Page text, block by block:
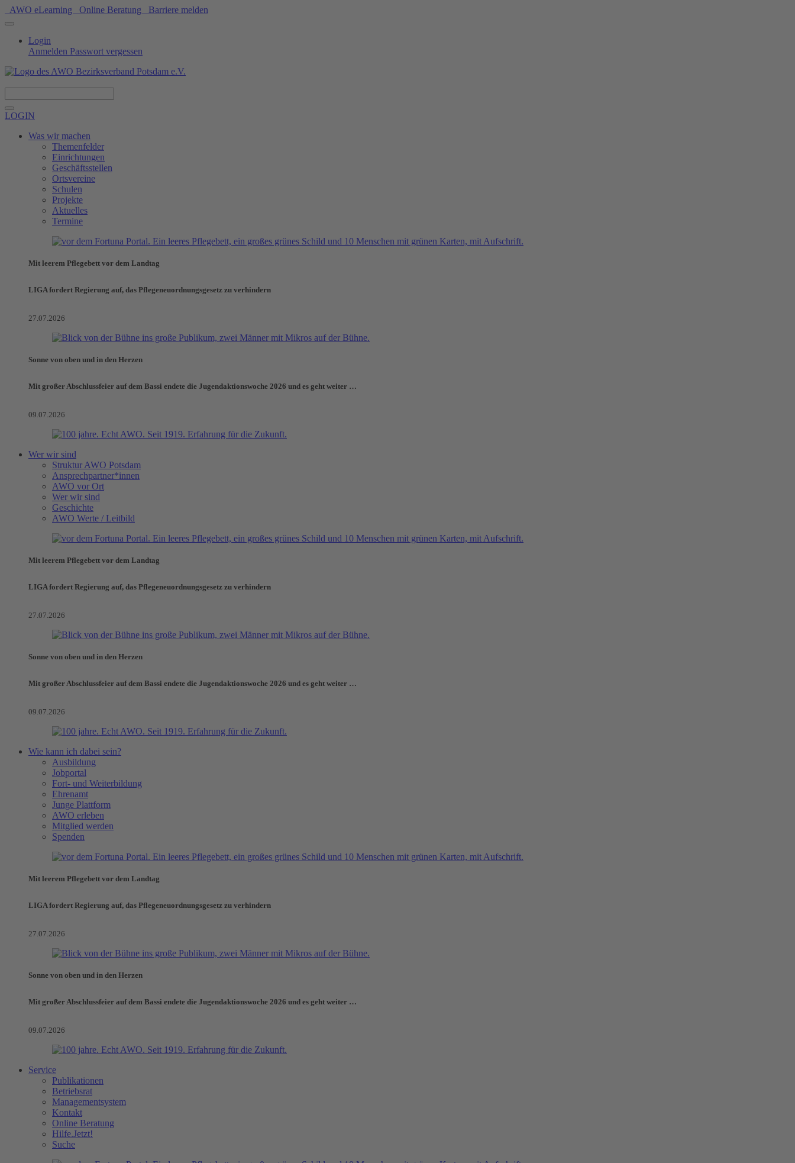
AWO eLearning Online Beratung Barriere melden
Login
Anmelden Passwort vergessen
LOGIN
Was wir machen
Themenfelder
Einrichtungen
Geschäftsstellen
Ortsvereine
Schulen
Projekte
Aktuelles
Termine
Mit leerem Pflegebett vor dem Landtag
LIGA fordert Regierung auf, das Pflegeneuordnungsgesetz zu verhindern
27.07.2026
Sonne von oben und in den Herzen
Mit großer Abschlussfeier auf dem Bassi endete die Jugendaktionswoche 2026 und es geht weiter …
09.07.2026
Wer wir sind
Struktur AWO Potsdam
Ansprechpartner*innen
AWO vor Ort
Wer wir sind
Geschichte
AWO Werte / Leitbild
Mit leerem Pflegebett vor dem Landtag
LIGA fordert Regierung auf, das Pflegeneuordnungsgesetz zu verhindern
27.07.2026
Sonne von oben und in den Herzen
Mit großer Abschlussfeier auf dem Bassi endete die Jugendaktionswoche 2026 und es geht weiter …
09.07.2026
Wie kann ich dabei sein?
Ausbildung
Jobportal
Fort- und Weiterbildung
Ehrenamt
Junge Plattform
AWO erleben
Mitglied werden
Spenden
Mit leerem Pflegebett vor dem Landtag
LIGA fordert Regierung auf, das Pflegeneuordnungsgesetz zu verhindern
27.07.2026
Sonne von oben und in den Herzen
Mit großer Abschlussfeier auf dem Bassi endete die Jugendaktionswoche 2026 und es geht weiter …
09.07.2026
Service
Publikationen
Betriebsrat
Managementsystem
Kontakt
Online Beratung
Hilfe.Jetzt!
Suche